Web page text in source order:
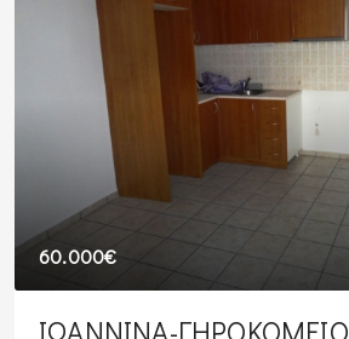
60.000€
ΙΩΑΝΝΙΝΑ-ΓΗΡΟΚΟΜΕΙΟ